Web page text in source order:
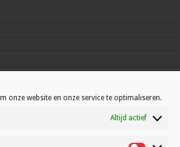
onze website en onze service te optimaliseren.
Altijd actief
|Privacy |Cookies| Disclaimer